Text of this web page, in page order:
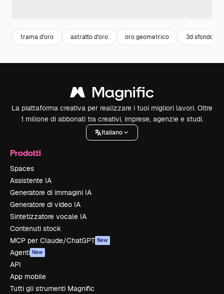
trama d'oro astratto d'oro oro geometrico 3d sfondo
La piattaforma creativa per realizzare i tuoi migliori lavori. Oltre
1 milione di abbonati tra creativi, imprese, agenzie e studi.
Italiano
Prodotti
Spaces
Assistente IA
Generatore di immagini IA
Generatore di video IA
Sintetizzatore vocale IA
Contenuti stock
MCP per Claude/ChatGPT New
Agenti New
API
App mobile
Tutti gli strumenti Magnific